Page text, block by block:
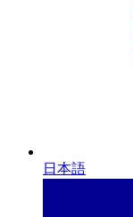
日本語